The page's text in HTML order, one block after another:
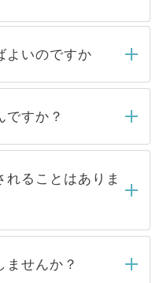
よいのですか
、弊社担当者がご
後メールもしくは
内にはご連絡をせて
らくお待ちくださ
ですか？
り扱っている求人の
トからご覧いただ
す。非公開求人は
般には公開してい
人気のある医療機
ることはありま
とは一切ありませ
ら内定をいただい
ませんか？